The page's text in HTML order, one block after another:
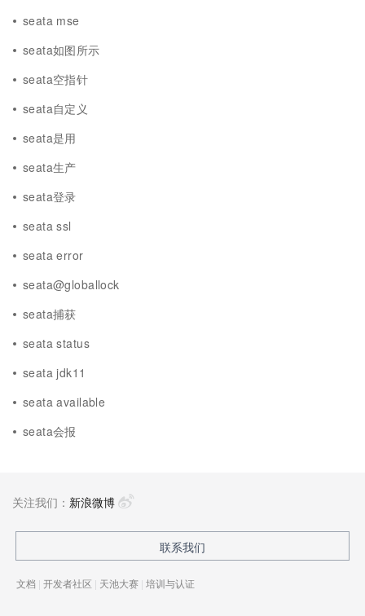
seata mse
seata如图所示
seata空指针
seata自定义
seata是用
seata生产
seata登录
seata ssl
seata error
seata@globallock
seata捕获
seata status
seata jdk11
seata available
seata会报
关注我们： 新浪微博
联系我们
文档 | 开发者社区 | 天池大赛 | 培训与认证